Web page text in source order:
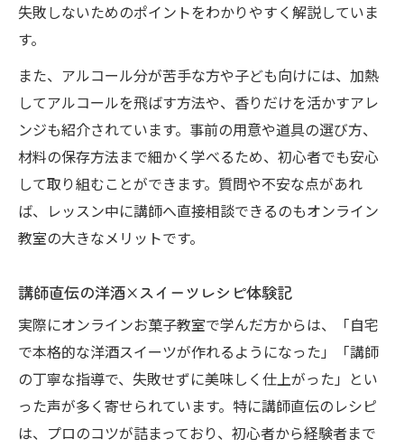
失敗しないためのポイントをわかりやすく解説していま
す。
また、アルコール分が苦手な方や子ども向けには、加熱
してアルコールを飛ばす方法や、香りだけを活かすアレ
ンジも紹介されています。事前の用意や道具の選び方、
材料の保存方法まで細かく学べるため、初心者でも安心
して取り組むことができます。質問や不安な点があれ
ば、レッスン中に講師へ直接相談できるのもオンライン
教室の大きなメリットです。
講師直伝の洋酒×スイーツレシピ体験記
実際にオンラインお菓子教室で学んだ方からは、「自宅
で本格的な洋酒スイーツが作れるようになった」「講師
の丁寧な指導で、失敗せずに美味しく仕上がった」とい
った声が多く寄せられています。特に講師直伝のレシピ
は、プロのコツが詰まっており、初心者から経験者まで